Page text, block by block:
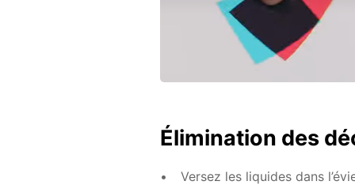
Élimination des
Versez les liquides dans